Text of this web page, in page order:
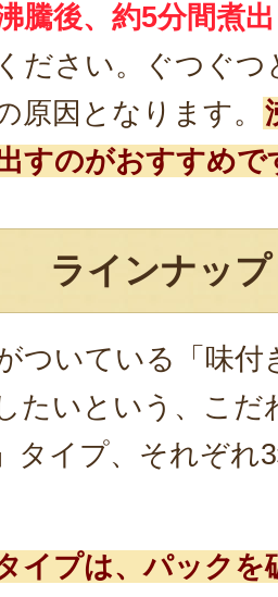
騰後、約5分間煮
ださい。ぐつぐつ
原因となります。
すのがおすすめで
ラインナップ
ついている「味付
たいという、こだ
タイプ、それぞれ
イプは、パックを